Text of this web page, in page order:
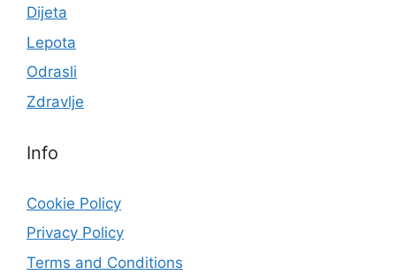
Dijeta
Lepota
Odrasli
Zdravlje
Info
Cookie Policy
Privacy Policy
Terms and Conditions